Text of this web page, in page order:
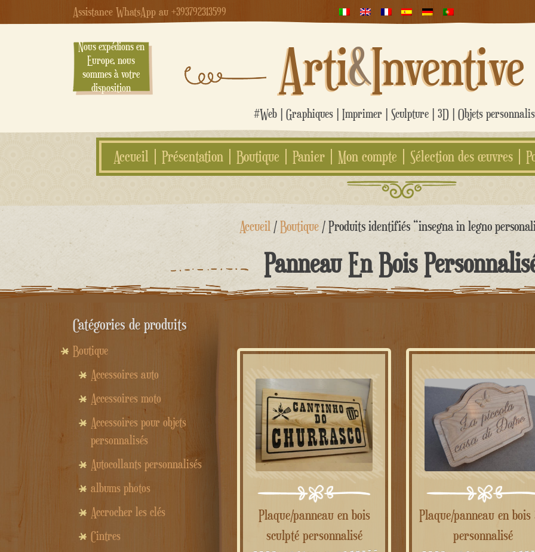
Assistance WhatsApp au +393792313599
Nous expédions en
Europe, nous
sommes à votre
disposition
Arti&Inventive
#Web | Graphiques | Imprimer | Sculpture | 3D | Objets
Accueil Présentation Boutique Panier Mon compte Sélection des œuvres
Aller
contenu
Accueil /Boutique/ Produits identifiés “insegna in legno
Panneau En Bois
Plaque/panneau en bois
sculpté personnalisé
Plaque/panneau en bois 3D
personnalisé
Catégories de produits
Boutique
Accessoires auto
Accessoires moto
Accessoires pour objets
personnalisés
Autocollants personnalisés
albums photos
Accrocher les clés
Cintres